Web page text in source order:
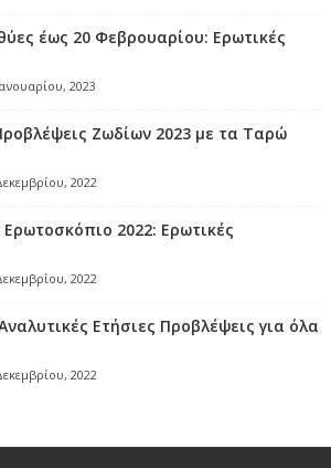
έως 20 Φεβρουαρίου: Ερωτικές
2023
Ζωδίων 2023 με τα Ταρώ
2022
Ερωτοσκόπιο 2022: Ερωτικές
2022
Ετήσιες Προβλέψεις για όλα
2022